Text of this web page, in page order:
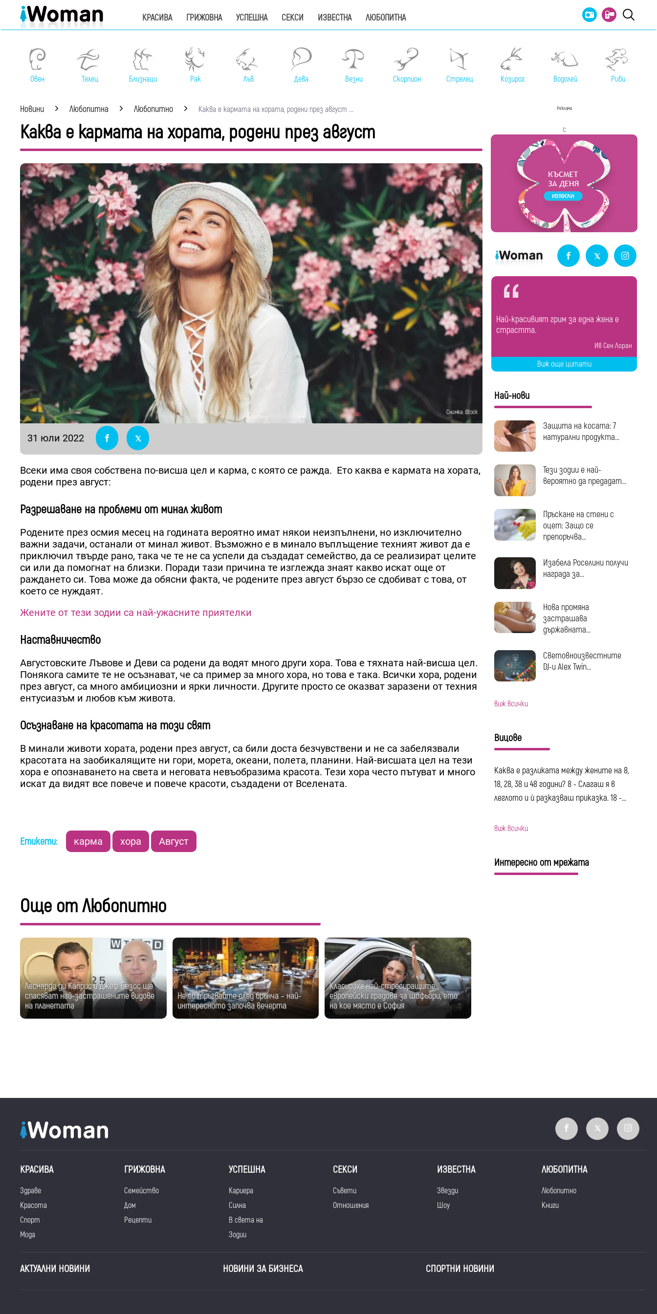
КРАСИВА ГРИЖОВНА УСПЕШНА СЕКСИ ИЗВЕСТНА ЛЮБОПИТНА
Овен Телец Близнаци Рак Лъв Дева Везни Скорпион Стрелец Козирог Водолей Риби
Новини Любопитна Любопитно Каква е кармата на хората, родени през август ...
Каква е кармата на хората, родени през август
Снимка: iStock
31 юли 2022
Всеки има своя собствена по-висша цел и карма, с която се ражда. Ето каква е кармата на хората,
родени през август:
Разрешаване на проблеми от минал живот
Родените през осмия месец на годината вероятно имат някои неизпълнени, но изключително
важни задачи, останали от минал живот. Възможно е в минало въплъщение техният живот да е
приключил твърде рано, така че те не са успели да създадат семейство, да се реализират целите
си или да помогнат на близки. Поради тази причина те изглежда знаят какво искат още от
раждането си. Това може да обясни факта, че родените през август бързо се сдобиват с това, от
което се нуждаят.
Жените от тези зодии са най-ужасните приятелки
Наставничество
Августовските Лъвове и Деви са родени да водят много други хора. Това е тяхната най-висша цел.
Понякога самите те не осъзнават, че са пример за много хора, но това е така. Всички хора, родени
през август, са много амбициозни и ярки личности. Другите просто се оказват заразени от техния
ентусиазъм и любов към живота.
Осъзнаване на красотата на този свят
В минали животи хората, родени през август, са били доста безчувствени и не са забелязвали
красотата на заобикалящите ни гори, морета, океани, полета, планини. Най-висшата цел на тези
хора е опознаването на света и неговата невъобразима красота. Тези хора често пътуват и много
искат да видят все повече и повече красоти, създадени от Вселената.
Етикети: карма хора Август
Още от Любопитно
Леонардо ди Каприо и Джеф Безос ще
спасяват най-застрашените видове
на планетата
Не си тръгвайте след брънча – най-
интересното започва вечерта
Класираха най-стресиращите
европейски градове за шофьори, ето
на кое място е София
Реклама
с
Най-красивият грим за една жена е
страстта.
Ив Сен Лоран
Виж още цитати
Най-нови
Защита на косата: 7
натурални продукта...
Тези зодии е най-
вероятно да предадат...
Пръскане на стени с
оцет: Защо се
препоръчва...
Изабела Роселини получи
награда за...
Нова промяна
застрашава
държавната...
Световноизвестните
DJ-и Alex Twin...
виж всички
Вицове
Каква е разликата между жените на 8,
18, 28, 38 и 48 години? 8 - Слагаш я в
леглото и ѝ разказваш приказка. 18 -...
виж всички
Интересно от мрежата
КРАСИВА
Здраве
Красота
Спорт
Мода
ГРИЖОВНА
Семейство
Дом
Рецепти
УСПЕШНА
Кариера
Силна
В света на
Зодии
СЕКСИ
Съвети
Отношения
ИЗВЕСТНА
Звезди
Шоу
ЛЮБОПИТНА
Любопитно
Книги
АКТУАЛНИ НОВИНИ НОВИНИ ЗА БИЗНЕСА СПОРТНИ НОВИНИ